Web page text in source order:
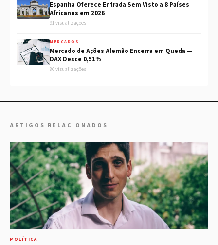
Espanha Oferece Entrada Sem Visto a 8 Países
Africanos em 2026
91 visualizações
MERCADOS
Mercado de Ações Alemão Encerra em Queda —
DAX Desce 0,51%
86 visualizações
ARTIGOS RELACIONADOS
POLÍTICA